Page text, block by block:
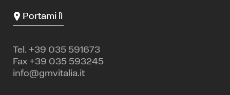
Portami lì
Tel. +39 035 591673
Fax +39 035 593245
info@gmvitalia.it